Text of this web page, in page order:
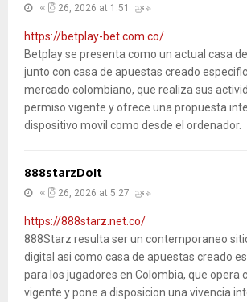
ဧပြီ 26, 2026 at 1:51 ညနေ
https://betplay-bet.com.co/
Betplay se presenta como un actual casa
junto con casa de apuestas creado
mercado colombiano, que realiza sus
permiso vigente y ofrece una propuesta
dispositivo movil como desde el ordenador.
888starzDoIt
ဧပြီ 26, 2026 at 5:27 ညနေ
https://888starz.net.co/
888Starz resulta ser un contemporaneo
digital asi como casa de apuestas creado
para los jugadores en Colombia, que opera
vigente y pone a disposicion una vivencia